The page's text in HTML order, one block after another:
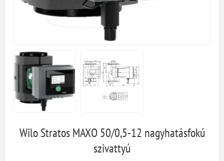
Wilo Stratos MAXO 50/0,5-12 nagyhatásfokú
szivattyú